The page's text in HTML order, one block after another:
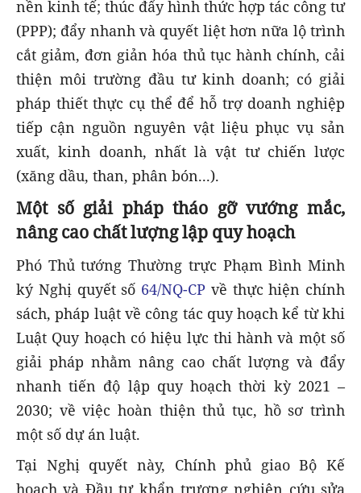
nền kinh tế; thúc đẩy hình thức hợp tác công tư
(PPP); đẩy nhanh và quyết liệt hơn nữa lộ trình
cắt giảm, đơn giản hóa thủ tục hành chính, cải
thiện môi trường đầu tư kinh doanh; có giải
pháp thiết thực cụ thể để hỗ trợ doanh nghiệp
tiếp cận nguồn nguyên vật liệu phục vụ sản
xuất, kinh doanh, nhất là vật tư chiến lược
(xăng dầu, than, phân bón...).
Một số giải pháp tháo gỡ vướng mắc,
nâng cao chất lượng lập quy hoạch
Phó Thủ tướng Thường trực Phạm Bình Minh
ký Nghị quyết số 64/NQ-CP về thực hiện chính
sách, pháp luật về công tác quy hoạch kể từ khi
Luật Quy hoạch có hiệu lực thi hành và một số
giải pháp nhằm nâng cao chất lượng và đẩy
nhanh tiến độ lập quy hoạch thời kỳ 2021 –
2030; về việc hoàn thiện thủ tục, hồ sơ trình
một số dự án luật.
Tại Nghị quyết này, Chính phủ giao Bộ Kế
hoạch và Đầu tư khẩn trương nghiên cứu sửa